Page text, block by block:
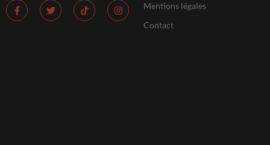
Mentions légales
Contact